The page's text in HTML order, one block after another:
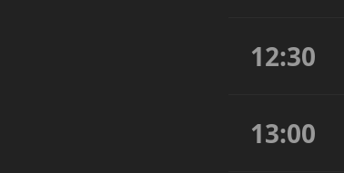
12:30
13:00